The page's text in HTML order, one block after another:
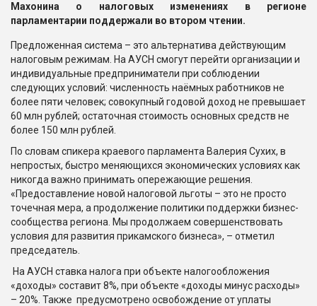
Махонина о налоговых изменениях в регионе
парламентарии поддержали во втором чтении.
Предложенная система – это альтернатива действующим
налоговым режимам. На АУСН смогут перейти организации и
индивидуальные предприниматели при соблюдении
следующих условий: численность наёмных работников не
более пяти человек; совокупный годовой доход не превышает
60 млн рублей; остаточная стоимость основных средств не
более 150 млн рублей.
По словам спикера краевого парламента Валерия Сухих, в
непростых, быстро меняющихся экономических условиях как
никогда важно принимать опережающие решения.
«Предоставление новой налоговой льготы – это не просто
точечная мера, а продолжение политики поддержки бизнес-
сообщества региона. Мы продолжаем совершенствовать
условия для развития прикамского бизнеса», – отметил
председатель.
На АУСН ставка налога при объекте налогообложения
«доходы» составит 8%, при объекте «доходы минус расходы»
– 20%. Также предусмотрено освобождение от уплаты